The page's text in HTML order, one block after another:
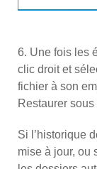
6. Une fois les
clic droit et
fichier à son
Restaurer
Si l’historique
mise à jour, ou